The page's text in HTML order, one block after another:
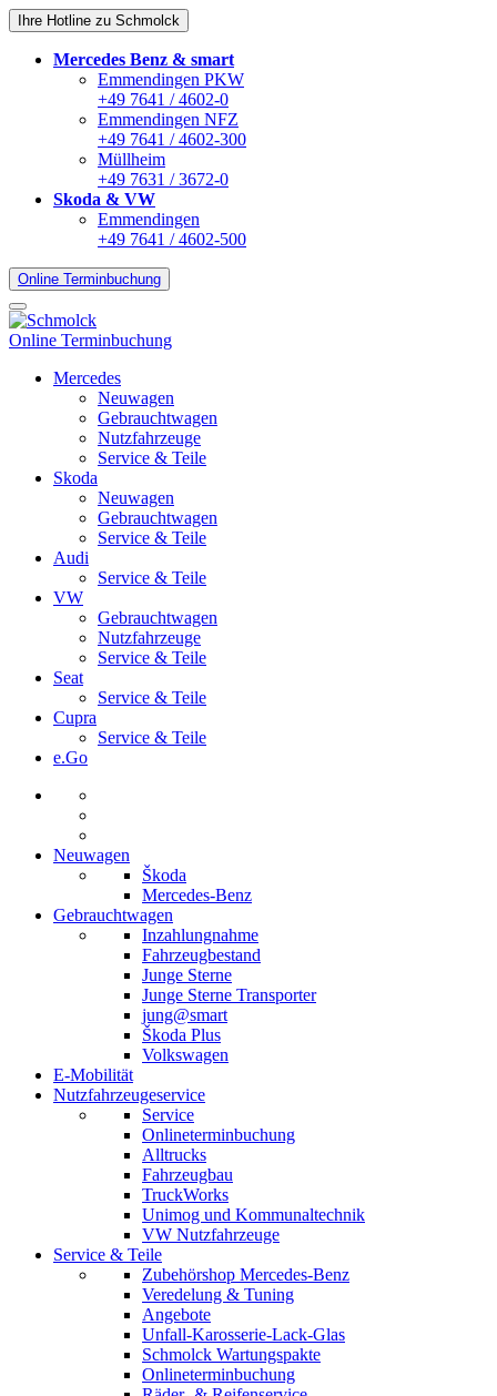
Ihre Hotline zu Schmolck
Mercedes Benz & smart
Emmendingen PKW
+49 7641 / 4602-0
Emmendingen NFZ
+49 7641 / 4602-300
Müllheim
+49 7631 / 3672-0
Skoda & VW
Emmendingen
+49 7641 / 4602-500
Online Terminbuchung
Online Terminbuchung
Mercedes
Neuwagen
Gebrauchtwagen
Nutzfahrzeuge
Service & Teile
Skoda
Neuwagen
Gebrauchtwagen
Service & Teile
Audi
Service & Teile
VW
Gebrauchtwagen
Nutzfahrzeuge
Service & Teile
Seat
Service & Teile
Cupra
Service & Teile
e.Go
Neuwagen
Škoda
Mercedes-Benz
Gebrauchtwagen
Inzahlungnahme
Fahrzeugbestand
Junge Sterne
Junge Sterne Transporter
jung@smart
Škoda Plus
Volkswagen
E-Mobilität
Nutzfahrzeugeservice
Service
Onlineterminbuchung
Alltrucks
Fahrzeugbau
TruckWorks
Unimog und Kommunaltechnik
VW Nutzfahrzeuge
Service & Teile
Zubehörshop Mercedes-Benz
Veredelung & Tuning
Angebote
Unfall-Karosserie-Lack-Glas
Schmolck Wartungspakte
Onlineterminbuchung